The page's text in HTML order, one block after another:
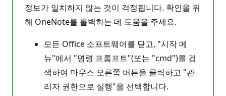
정보가 일치하지 않는 것이 걱정됩니다. 확인을 위
해 OneNote를 롤백하는 데 도움을 주세요.
모든 Office 소프트웨어를 닫고, "시작 메
뉴"에서 "명령 프롬프트"(또는 "cmd")를 검
색하여 마우스 오른쪽 버튼을 클릭하고 "관
리자 권한으로 실행"을 선택합니다.